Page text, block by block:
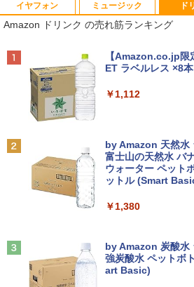
1
ポイント10倍 中
プパソコン
【Windows 11
ptiplexシリーズ
D 120GB/DVD-
ン色々有】
￥24,800
【エントリーで
ャンス】
ore i3 10110U
設 512GB SSD
2 小型PC VESA
￥66,248
1
【予約商品】
ニ日めくり 米津
ティングライフ
ア イラスト 令和
ミニサイズ 手の
2
籍】[ 池井戸潤 ]
￥2,200
までの全巻セッ
内すずえ 白泉社
イヤフォン
Anker Soundcore
Anker Soundcore
￥5,990
ンク
￥-
ミュージック
BRUCE WAYNE
[Explicit]
￥250
BRUCE WAYNE
[Explicit]
￥250
￥250
ド
Amazon ドリンク の売れ筋ランキング
【Amazon.co.jp限
ET ラベルレス ×8本
￥1,112
by Amazon 天然水
富士山の天然水 バ
ウォーター ペット
ットル (Smart
￥1,380
by Amazon 炭酸水
強炭酸水 ペットボ
art Basic)